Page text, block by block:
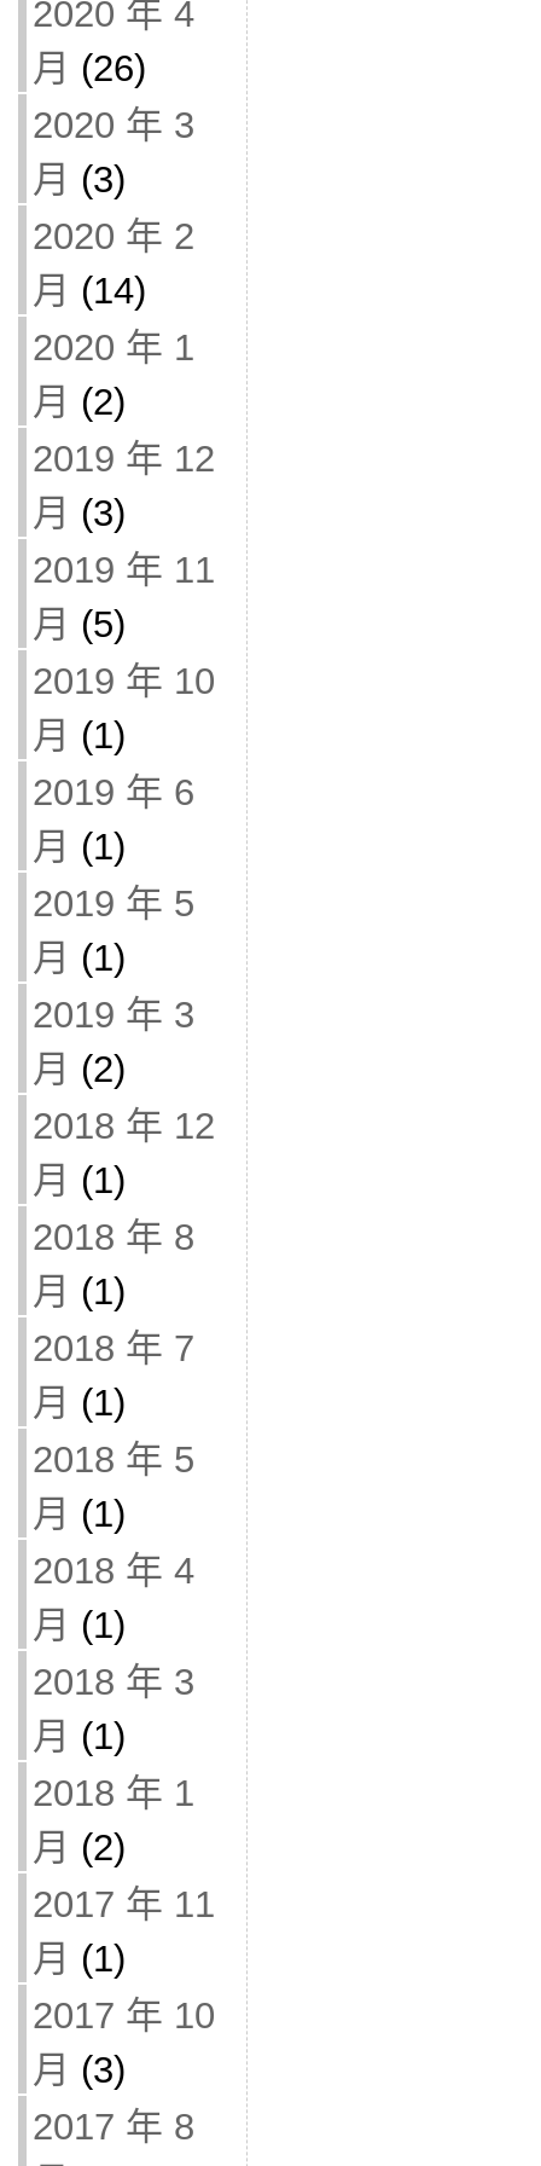
2020 年 4
月 (26)
2020 年 3
月 (3)
2020 年 2
月 (14)
2020 年 1
月 (2)
2019 年 12
月 (3)
2019 年 11
月 (5)
2019 年 10
月 (1)
2019 年 6
月 (1)
2019 年 5
月 (1)
2019 年 3
月 (2)
2018 年 12
月 (1)
2018 年 8
月 (1)
2018 年 7
月 (1)
2018 年 5
月 (1)
2018 年 4
月 (1)
2018 年 3
月 (1)
2018 年 1
月 (2)
2017 年 11
月 (1)
2017 年 10
月 (3)
2017 年 8